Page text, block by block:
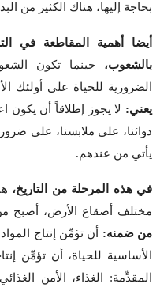
بحاجة إليها، هناك الكثير من
أيضا أهمية المقاطعة في
بالشعوب، حينما تكون
الضرورية للحياة على أولئك
يعني: لا يجوز إطلاقاً أن يكون
دوائنا، على ملابسنا، على
يأتي من عندهم.
في هذه المرحلة من التاريخ،
مختلف أصقاع الأرض، أصبح
من ضمنه: أن تؤمِّن إنتاج
الأساسية للحياة، أن تؤمِّن
المقدِّمة: الغذاء، الأمن